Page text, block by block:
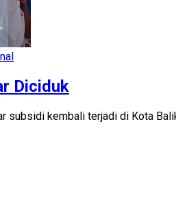
Diciduk
subsidi kembali terjadi di Kota